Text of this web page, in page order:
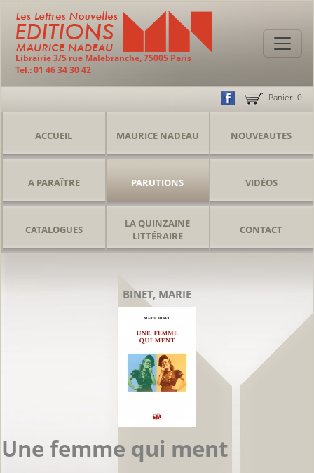
Librairie 3/5 rue Malebranche, 75005 Paris
Tel.: 01 46 34 30 42
Panier: 0
ACCUEIL MAURICE NADEAU NOUVEAUTES
A PARAÎTRE PARUTIONS VIDÉOS
CATALOGUES
LA QUINZAINE
LITTÉRAIRE
CONTACT
BINET, MARIE
Une femme qui ment